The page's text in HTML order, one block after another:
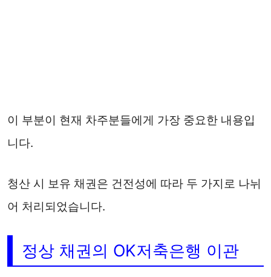
이 부분이 현재 차주분들에게 가장 중요한 내용입
니다.
청산 시 보유 채권은 건전성에 따라 두 가지로 나뉘
어 처리되었습니다.
정상 채권의 OK저축은행 이관